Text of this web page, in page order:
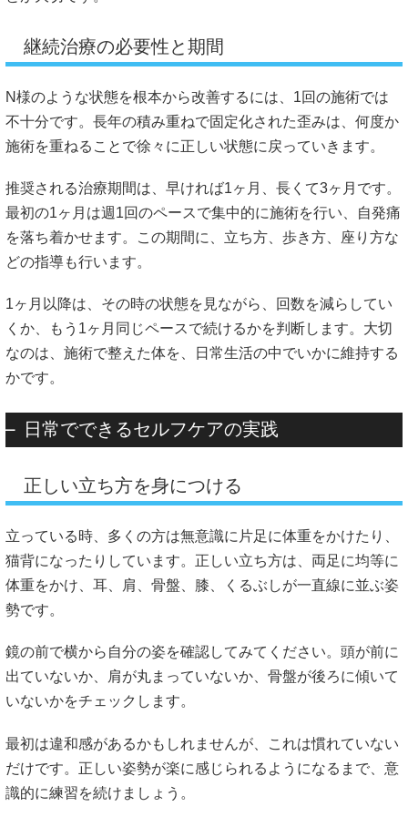
継続治療の必要性と期間
N様のような状態を根本から改善するには、1回の施術では
不十分です。長年の積み重ねで固定化された歪みは、何度か
施術を重ねることで徐々に正しい状態に戻っていきます。
推奨される治療期間は、早ければ1ヶ月、長くて3ヶ月です。
最初の1ヶ月は週1回のペースで集中的に施術を行い、自発痛
を落ち着かせます。この期間に、立ち方、歩き方、座り方な
どの指導も行います。
1ヶ月以降は、その時の状態を見ながら、回数を減らしてい
くか、もう1ヶ月同じペースで続けるかを判断します。大切
なのは、施術で整えた体を、日常生活の中でいかに維持する
かです。
日常でできるセルフケアの実践
正しい立ち方を身につける
立っている時、多くの方は無意識に片足に体重をかけたり、
猫背になったりしています。正しい立ち方は、両足に均等に
体重をかけ、耳、肩、骨盤、膝、くるぶしが一直線に並ぶ姿
勢です。
鏡の前で横から自分の姿を確認してみてください。頭が前に
出ていないか、肩が丸まっていないか、骨盤が後ろに傾いて
いないかをチェックします。
最初は違和感があるかもしれませんが、これは慣れていない
だけです。正しい姿勢が楽に感じられるようになるまで、意
識的に練習を続けましょう。